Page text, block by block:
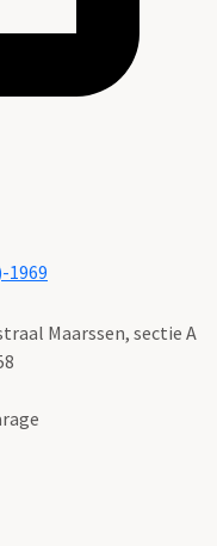
1969
Maarssen, sectie A